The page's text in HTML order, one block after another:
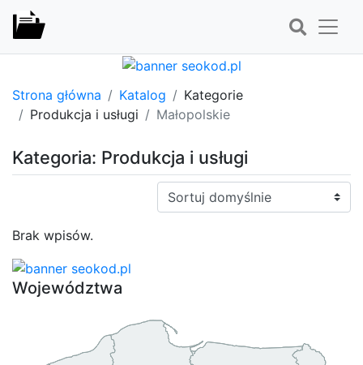
Strona główna Katalog
Kategorie
Produkcja i usługi
Małopolskie
Kategoria: Produkcja i usługi
Sortuj:
Brak wpisów.
Województwa